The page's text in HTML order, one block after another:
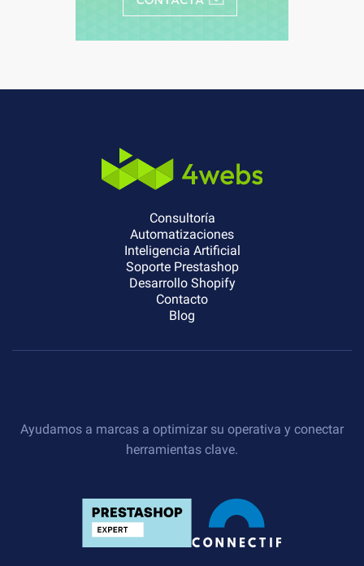
Consultoría
Automatizaciones
Inteligencia Artificial
Soporte Prestashop
Desarrollo Shopify
Contacto
Blog
Ayudamos a marcas a optimizar su operativa y conectar
herramientas clave.